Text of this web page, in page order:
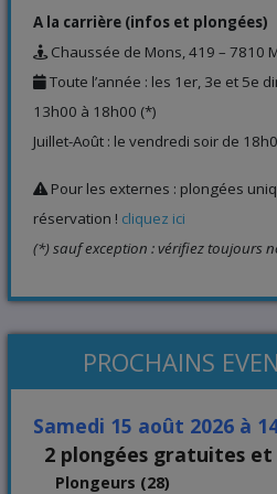
A la carrière (infos et plongées)
Chaussée de Mons, 419 – 7810
Toute l’année : les 1er, 3e et 5e
13h00 à 18h00 (*)
Juillet-Août : le vendredi soir de
Pour les externes : plongées
réservation ! cliquez ici
(*) sauf exception : vérifiez toujours
PROCHAINS
samedi 15 août 2026 à
2 plongées gratuites et
Plongeurs (28)